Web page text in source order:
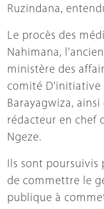
Ruzindana,
Le procès des
Nahimana,
ministère des
comité D'initiative
Barayagwiza,
rédacteur en chef
Ngeze.
Ils sont poursuivis
de commettre le
publique à